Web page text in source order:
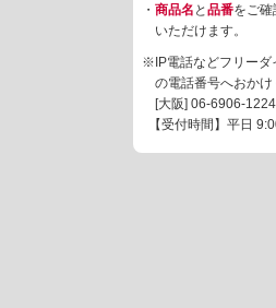
・ 商品名 と 品番をご
いただけます。
※IP電話などフリーダ
の電話番号へおかけ
[大阪] 06-6906-1224
【受付時間】平日